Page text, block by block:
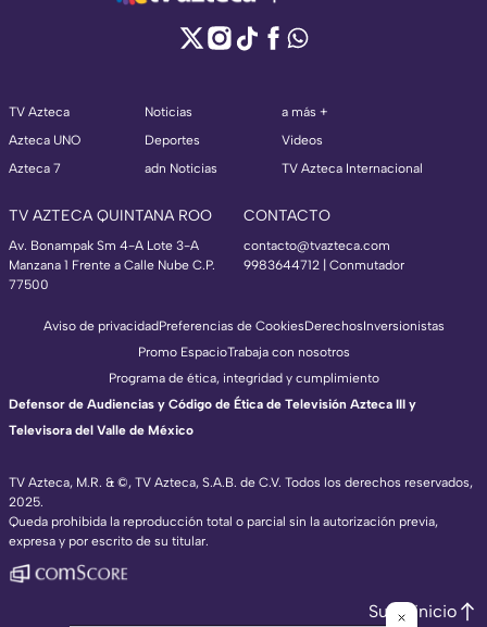
TV Azteca
Azteca UNO
Azteca 7
Noticias
Deportes
adn Noticias
a más +
Videos
TV Azteca Internacional
TV AZTECA QUINTANA ROO
Av. Bonampak Sm 4-A Lote 3-A
Manzana 1 Frente a Calle Nube C.P.
77500
CONTACTO
contacto@tvazteca.com
9983644712 | Conmutador
TV Azteca, M.R. & ©, TV Azteca, S.A.B. de C.V. Todos los derechos reservados,
2025.
Queda prohibida la reproducción total o parcial sin la autorización previa,
expresa y por escrito de su titular.
Aviso de privacidadPreferencias de CookiesDerechosInversionistas
Promo EspacioTrabaja con nosotros
Programa de ética, integridad y cumplimiento
Defensor de Audiencias y Código de Ética de Televisión Azteca III y
Televisora del Valle de México
Subir inicio